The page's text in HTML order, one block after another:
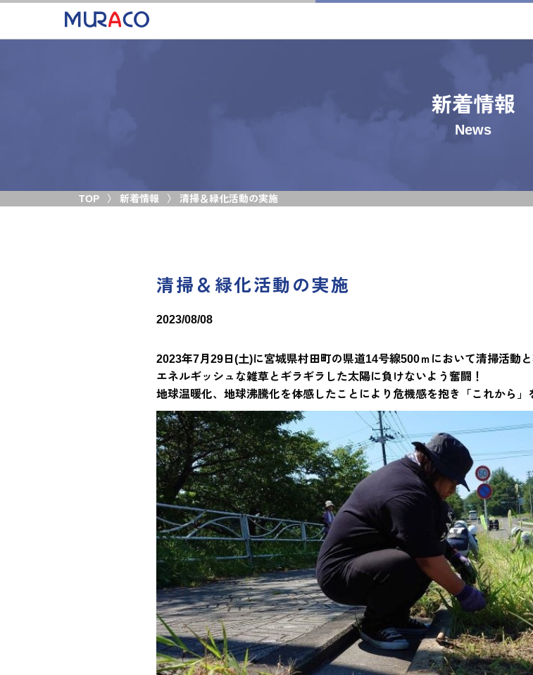
新着情報
News
TOP 新着情報 清掃＆緑化活動の実施
清掃＆緑化活動の実施
2023/08/08
2023年7月29日(土)に宮城県村田町の県道14号線500ｍにおいて清掃活動
エネルギッシュな雑草とギラギラした太陽に負けないよう奮闘！
地球温暖化、地球沸騰化を体感したことにより危機感を抱き「これから」